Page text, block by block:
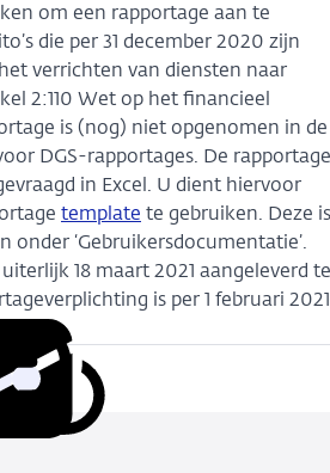
om een rapportage aan te
die per 31 december 2020 zijn
verrichten van diensten naar
2:110 Wet op het financieel
is (nog) niet opgenomen in de
DGS-rapportages. De rapportage
in Excel. U dient hiervoor
template te gebruiken. Deze is
onder ‘Gebruikersdocumentatie’.
18 maart 2021 aangeleverd te
is per 1 februari 2021
Kopieer